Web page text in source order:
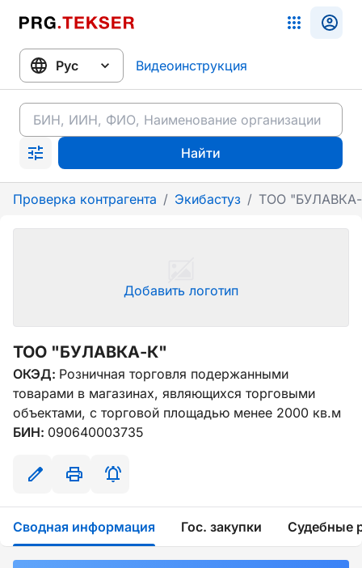
Видеоинструкция
Найти
Проверка контрагента / Экибастуз / ТОО
Добавить логотип
ТОО "БУЛАВКА-К"
ОКЭД: Розничная торговля подержанными
товарами в магазинах, являющихся торговыми
объектами, с торговой площадью менее 2000 кв.м
БИН: 090640003735
Сводная информация Гос. закупки Судебные